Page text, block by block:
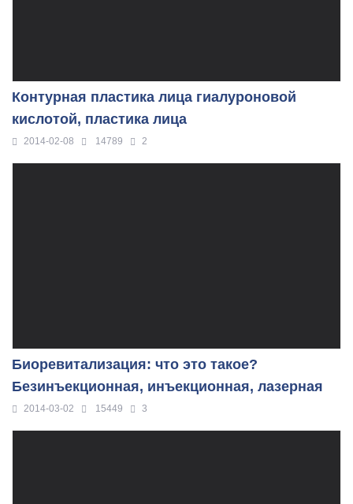
Контурная пластика лица гиалуроновой
кислотой, пластика лица
2014-02-08 14789 2
Биоревитализация: что это такое?
Безинъекционная, инъекционная, лазерная
2014-03-02 15449 3